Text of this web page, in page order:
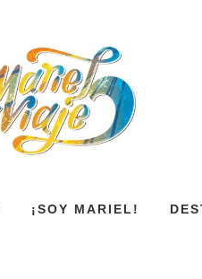
¡SOY MARIEL!